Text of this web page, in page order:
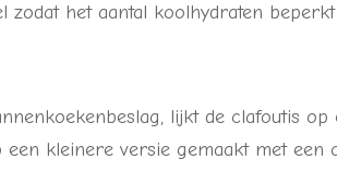
zodat het aantal koolhydraten
lijkt de clafoutis op
kleinere versie gemaakt met een